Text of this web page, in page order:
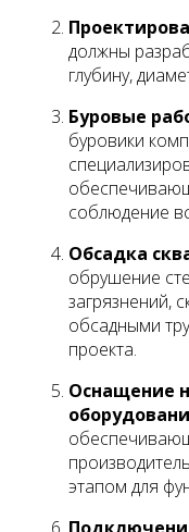
должны
глубину,
Буровые
буровики
соблюдение
Обсадка
обрушение
загрязнений,
обсадными
проекта.
Оснащение
этапом для